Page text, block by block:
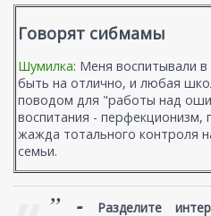
Говорят сибмамы
Шумилка: Меня воспитывали
быть на отлично, и любая
поводом для "работы над
воспитания -
жажда тотального контроля
семьи.
” -
Разделите